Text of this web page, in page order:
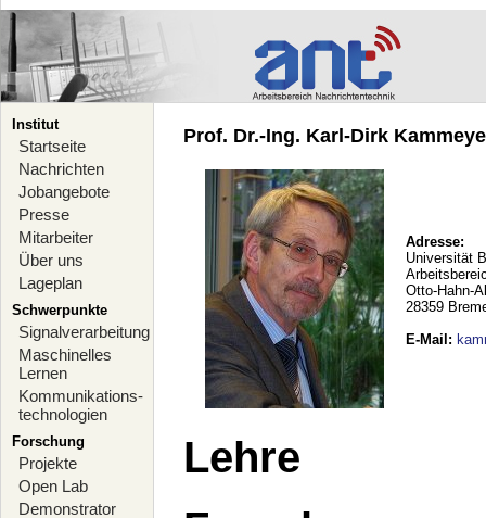
Institut
Startseite
Nachrichten
Jobangebote
Presse
Mitarbeiter
Über uns
Lageplan
Schwerpunkte
Signalverarbeitung
Maschinelles
Lernen
Kommunikations-
technologien
Forschung
Projekte
Open Lab
Demonstrator
Prof. Dr.-Ing. Karl-Dirk
Adresse:
Universität
Otto-Hahn-
28359
E-Mail :
Lehre